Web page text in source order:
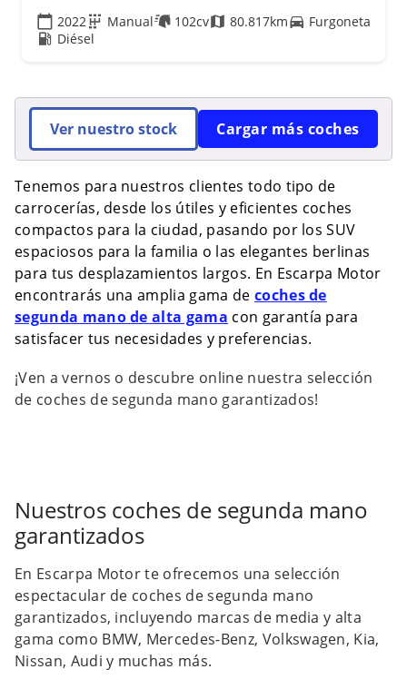
2022 Manual 102cv 80.817km
Furgoneta
Diésel
Ver nuestro stock Cargar más coches
Tenemos para nuestros clientes todo tipo de
carrocerías, desde los útiles y eficientes coches
compactos para la ciudad, pasando por los SUV
espaciosos para la familia o las elegantes berlinas
para tus desplazamientos largos. En Escarpa Motor
encontrarás una amplia gama de coches de
segunda manode alta gama con garantía para
satisfacer tus necesidades y preferencias.
¡Ven a vernos o descubre online nuestra selección
de coches de segunda mano garantizados!
Nuestros coches de segunda mano
garantizados
En Escarpa Motor te ofrecemos una selección
espectacular de coches de segunda mano
garantizados, incluyendo marcas de media y alta
gama como BMW, Mercedes-Benz, Volkswagen, Kia,
Nissan, Audi y muchas más.